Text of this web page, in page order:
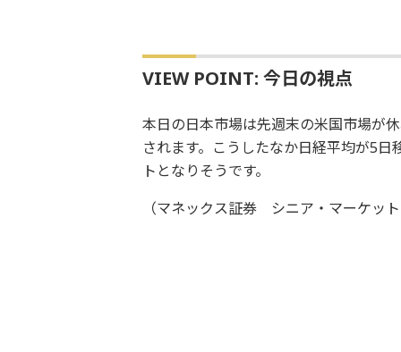
VIEW POINT: 今日の視点
本日の日本市場は先週末の米国市場が
されます。こうしたなか日経平均が5
トとなりそうです。
（マネックス証券 シニア・マーケッ